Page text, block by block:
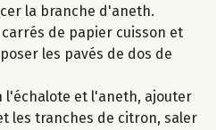
la branche d'aneth.
de papier cuisson et
les pavés de dos de
l'échalote et l'aneth, ajouter
les tranches de citron, saler